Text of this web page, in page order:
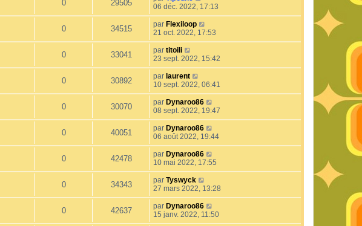
0 29505
06 déc. 2022, 17:13
0 34515 par Flexiloop
21 oct. 2022, 17:53
0 33041 par titoili
23 sept. 2022, 15:42
0 30892 par laurent
10 sept. 2022, 06:41
0 30070 par Dynaroo86
08 sept. 2022, 19:47
0 40051 par Dynaroo86
06 août 2022, 19:44
0 42478 par Dynaroo86
10 mai 2022, 17:55
0 34343 par Tyswyck
27 mars 2022, 13:28
0 42637 par Dynaroo86
15 janv. 2022, 11:50